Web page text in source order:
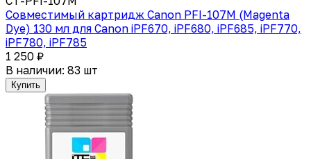
Совместимый картридж Canon PFI-107M (Magenta
Dye) 130 мл для Canon iPF670, iPF680, iPF685, iPF770,
iPF780, iPF785
1 250 ₽
В наличии: 83 шт
Купить